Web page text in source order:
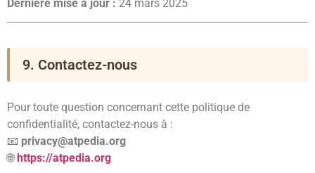
Dernière mise à jour : 24 mars 2025
9. Contactez-nous
Pour toute question concernant cette politique de
confidentialité, contactez-nous à :
📧 privacy@atpedia.org
🌐 https://atpedia.org